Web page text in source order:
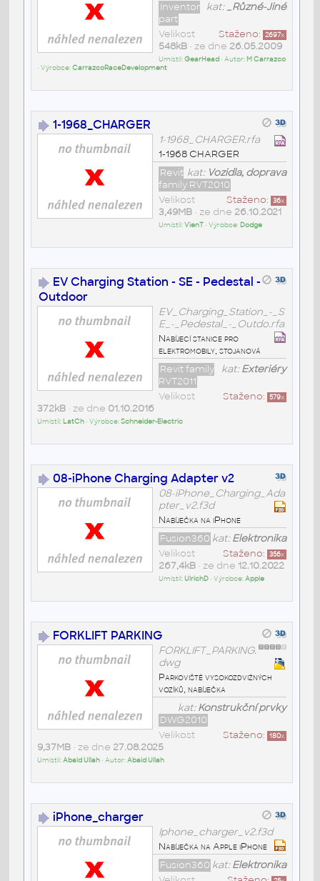
kat:_Různé-Jiné
Inventor
part
Staženo: 2697x
Velikost
548kB• ze dne 26.05.2009
Umístil:GearHead • Autor: M Carrazco
• Výrobce:CarrazcoRaceDevelopment
1-1968_CHARGER
1-1968_CHARGER.rfa
1-1968 CHARGER
kat: Vozidla, doprava
Revit
family RVT2010
Staženo: 36x
Velikost
3,49MB• ze dne 26.10.2021
Umístil:VienT• Výrobce: Dodge
EV Charging Station - SE - Pedestal -
Outdoor
EV_Charging_Station_-_S
E_-_Pedestal_-_Outdo.rfa
Nabíjecí stanice pro
elektromobily, stojanová
kat:Exteriéry
Revit family
RVT2011
Staženo: 579x
Velikost
372kB• ze dne 01.10.2016
Umístil: LatCh• Výrobce:Schneider-Electric
08-iPhone Charging Adapter v2
08-iPhone_Charging_Ada
pter_v2.f3d
Nabíječka na iPhone
kat:Elektronika
Fusion360
Staženo: 356x
Velikost
267,4kB• ze dne 12.10.2022
Umístil:UlrichD• Výrobce:Apple
FORKLIFT PARKING
FORKLIFT_PARKING.
dwg
Parkoviště vysokozdvižných
vozíků, nabíječka
kat:Konstrukční prvky
DWG2010
Staženo: 180x
Velikost
9,37MB• ze dne 27.08.2025
Umístil:Abaid Ullah• Autor:Abaid Ullah
iPhone_charger
Iphone_charger_v2.f3d
Nabíječka na Apple iPhone
kat:Elektronika
Fusion360